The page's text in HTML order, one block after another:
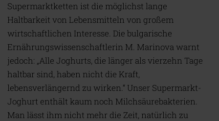
Supermarktketten ist die möglichst lange
Haltbarkeit von Lebensmitteln von großem
wirtschaftlichen Interesse. Die bulgarische
Ernährungswissenschaftlerin M. Marinova warnt
jedoch: „Alle Joghurts, die länger als vierzehn Tage
haltbar sind, haben nicht die Kraft,
lebensverlängernd zu wirken.“ Unser Supermarkt-
Joghurt enthält kaum noch Milchsäurebakterien.
Man lässt ihm nicht mehr die Zeit, natürlich zu